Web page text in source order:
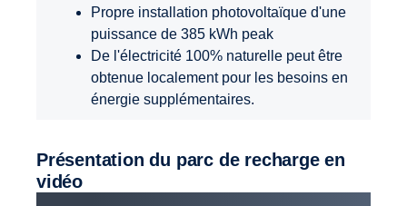
Propre installation photovoltaïque d'une
puissance de 385 kWh peak
De l'électricité 100% naturelle peut être
obtenue localement pour les besoins en
énergie supplémentaires.
Présentation du parc de recharge en
vidéo